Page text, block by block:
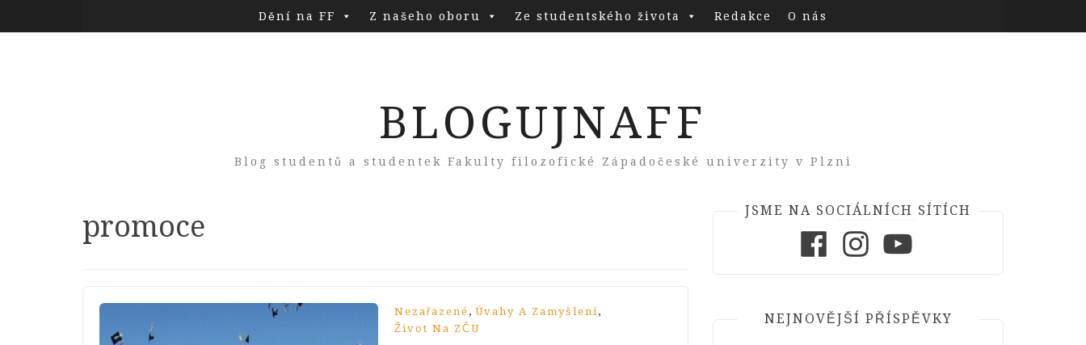
Dění na FF Z našeho oboru Ze studentského života Redakce O nás
BLOGUJNAFF
Blog studentů a studentek Fakulty filozofické Západočeské univerzity v Plzni
Tag:
promoce
Nezařazené , Úvahy A Zamyšlení,
Život Na ZČU
JSME NA SOCIÁLNÍCH SÍTÍCH
NEJNOVĚJŠÍ PŘÍSPĚVKY